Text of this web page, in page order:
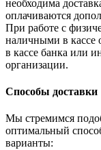
необходима
оплачиваются
При работе с
наличными в кассе
в кассе банка или
организации.
Способы доставки
Мы стремимся
оптимальный
варианты: